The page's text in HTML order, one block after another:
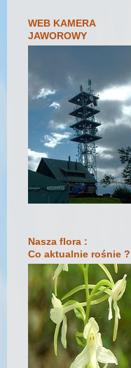
WEB KAMERA
JAWOROWY
Nasza flora :
Co aktualnie rośnie ?